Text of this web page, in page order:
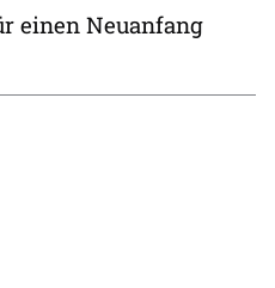
einen Neuanfang